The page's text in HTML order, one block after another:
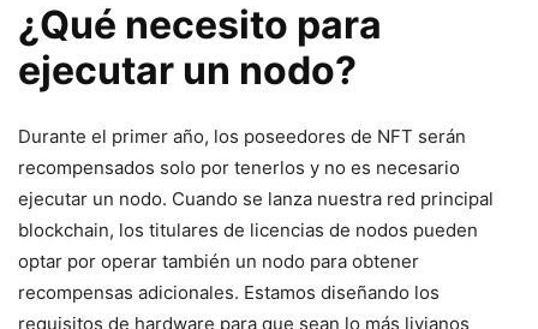
¿Qué necesito para
ejecutar un nodo?
Durante el primer año, los poseedores de NFT serán
recompensados ​​solo por tenerlos y no es necesario
ejecutar un nodo. Cuando se lanza nuestra red principal
blockchain, los titulares de licencias de nodos pueden
optar por operar también un nodo para obtener
recompensas adicionales. Estamos diseñando los
requisitos de hardware para que sean lo más livianos